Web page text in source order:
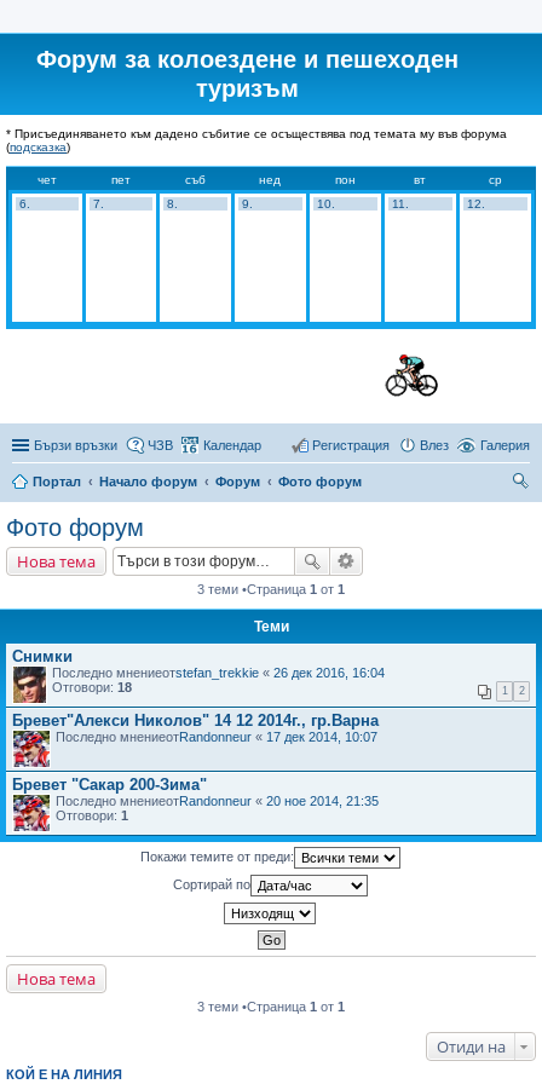
Форум за колоездене и пешеходен
туризъм
* Присъединяването към дадено събитие се осъществява под темата му във форума
(подсказка)
чет пет съб нед пон вт
ср
6.
7. 8. 9. 10. 11. 12.
Бързи връзки Галерия
ЧЗВ Календар Влез
Регистрация
Портал Начало форум Форум
Фото форум
Фото форум
Нова тема
3 теми •Страница 1 от 1
Теми
Снимки
Последно мнениеотstefan_trekkie « 26 дек 2016, 16:04
Отговори: 18 1 2
Бревет"Алекси Николов" 14 12 2014г., гр.Варна
Последно мнениеотRandonneur « 17 дек 2014, 10:07
Бревет "Сакар 200-Зима"
Последно мнениеотRandonneur « 20 ное 2014, 21:35
Отговори: 1
Покажи темите от преди:
Сортирай по
Нова тема
3 теми •Страница 1 от 1
Отиди на
КОЙ Е НА ЛИНИЯ